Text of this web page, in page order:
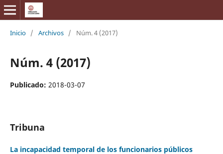
Inicio / Archivos / Núm. 4 (2017)
Núm. 4 (2017)
Publicado: 2018-03-07
Tribuna
La incapacidad temporal de los funcionarios públicos